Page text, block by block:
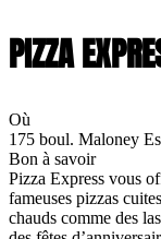
PIZZA
Où
175 boul. Maloney
Bon à savoir
Pizza Express vous
fameuses pizzas
chauds comme des